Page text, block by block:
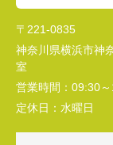
〒221-0835
神奈川県横浜市神
室
営業時間： 09:30
定休日： 水曜日